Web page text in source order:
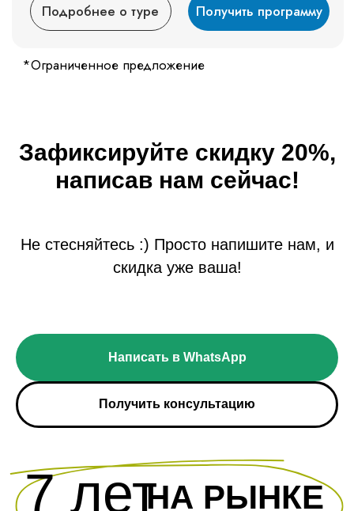
Зафиксируйте скидку 20%,
написав нам сейчас!
Не стесняйтесь :) Просто напишите нам, и
скидка уже ваша!
Написать в WhatsApp
Получить консультацию